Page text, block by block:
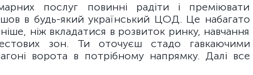
послуг повинні радіти і преміювати
в будь-який український ЦОД. Це набагато
ніж вкладатися в розвиток ринку, навчання
зон. Ти оточуєш стадо гавкаючими
ворота в потрібному напрямку. Далі все